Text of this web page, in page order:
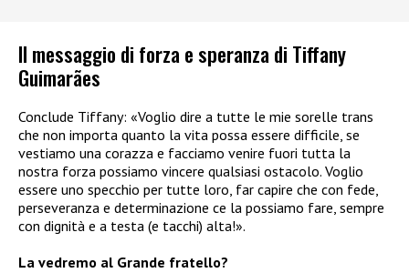
Il messaggio di forza e speranza di Tiffany
Guimarães
Conclude Tiffany: «Voglio dire a tutte le mie sorelle trans
che non importa quanto la vita possa essere difficile, se
vestiamo una corazza e facciamo venire fuori tutta la
nostra forza possiamo vincere qualsiasi ostacolo. Voglio
essere uno specchio per tutte loro, far capire che con fede,
perseveranza e determinazione ce la possiamo fare, sempre
con dignità e a testa (e tacchi) alta!».
La vedremo al Grande fratello?